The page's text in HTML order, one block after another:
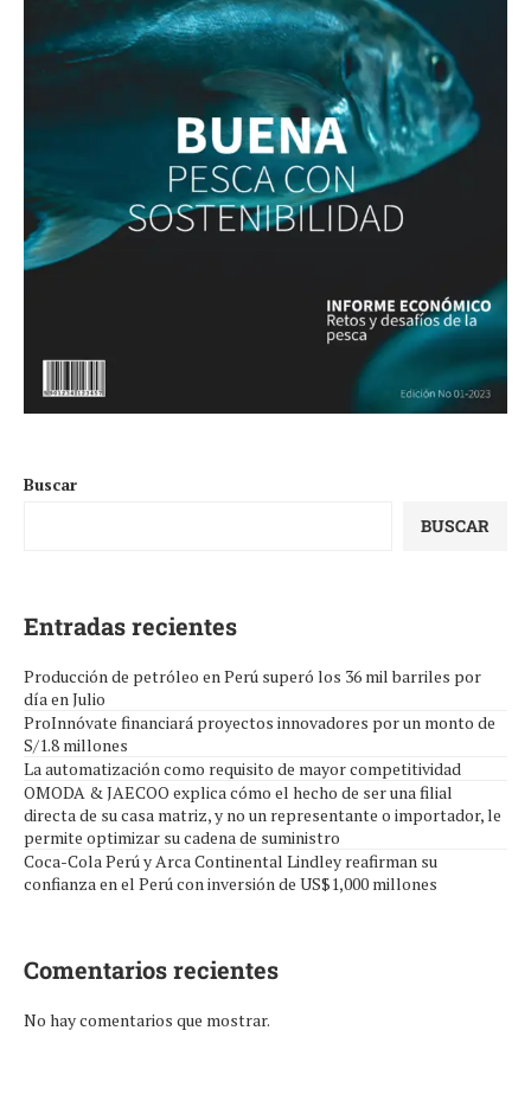
Buscar
BUSCAR
Entradas recientes
Producción de petróleo en Perú superó los 36 mil barriles por
día en Julio
ProInnóvate financiará proyectos innovadores por un monto de
S/1.8 millones
La automatización como requisito de mayor competitividad
OMODA & JAECOO explica cómo el hecho de ser una filial
directa de su casa matriz, y no un representante o importador, le
permite optimizar su cadena de suministro
Coca-Cola Perú y Arca Continental Lindley reafirman su
confianza en el Perú con inversión de US$1,000 millones
Comentarios recientes
No hay comentarios que mostrar.